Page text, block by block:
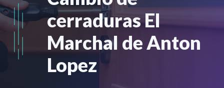
cerraduras El
Marchal de Anton
Lopez